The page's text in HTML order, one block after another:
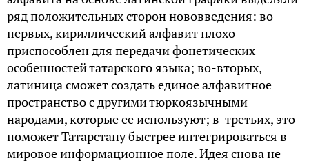
ряд положительных сторон нововведения: во-
первых, кириллический алфавит плохо
приспособлен для передачи фонетических
особенностей татарского языка; во-вторых,
латиница сможет создать единое алфавитное
пространство с другими тюркоязычными
народами, которые ее используют; в-третьих, это
поможет Татарстану быстрее интегрироваться в
мировое информационное поле. Идея снова не